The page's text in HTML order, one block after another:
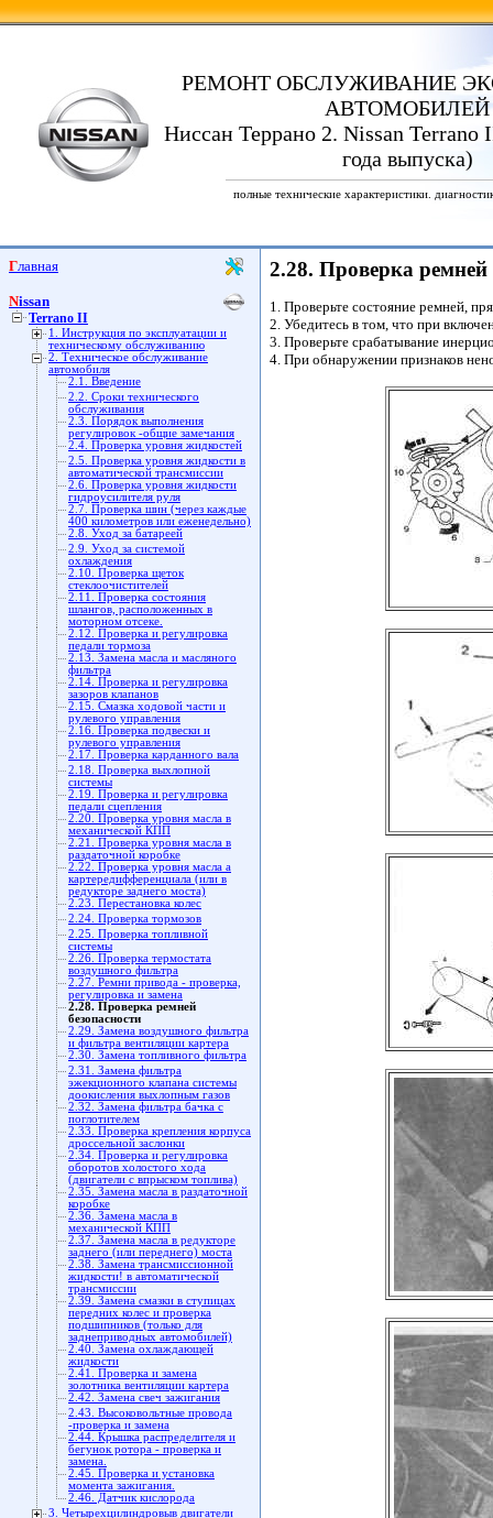
РЕМОНТ ОБСЛУЖИВАНИЕ
АВТОМОБИЛЕЙ
Ниссан Террано 2. Nissan Terrano
года выпуска)
полные технические характеристики.
Главная
Nissan
Terrano II
1. Инструкция по эксплуатации и
техническому обслуживанию
2. Техническое обслуживание
автомобиля
2.1. Введение
2.2. Сроки технического
обслуживания
2.3. Порядок выполнения
регулировок -общие замечания
2.4. Проверка уровня жидкостей
2.5. Проверка уровня жидкости в
автоматической трансмиссии
2.6. Проверка уровня жидкости
гидроусилителя руля
2.7. Проверка шин (через каждые
400 километров или еженедельно)
2.8. Уход за батареей
2.9. Уход за системой
охлаждения
2.10. Проверка щеток
стеклоочистителей
2.11. Проверка состояния
шлангов, расположенных в
моторном отсеке.
2.12. Проверка и регулировка
педали тормоза
2.13. Замена масла и масляного
фильтра
2.14. Проверка и регулировка
зазоров клапанов
2.15. Смазка ходовой части и
рулевого управления
2.16. Проверка подвески и
рулевого управления
2.17. Проверка карданного вала
2.18. Проверка выхлопной
системы
2.19. Проверка и регулировка
педали сцепления
2.20. Проверка уровня масла в
механической КПП
2.21. Проверка уровня масла в
раздаточной коробке
2.22. Проверка уровня масла а
картередифференциала (или в
редукторе заднего моста)
2.23. Перестановка колес
2.24. Проверка тормозов
2.25. Проверка топливной
системы
2.26. Проверка термостата
воздушного фильтра
2.27. Ремни привода - проверка,
регулировка и замена
2.28. Проверка ремней
безопасности
2.29. Замена воздушного фильтра
и фильтра вентиляции картера
2.30. Замена топливного фильтра
2.31. Замена фильтра
эжекционного клапана системы
доокисления выхлопным газов
2.32. Замена фильтра бачка с
поглотителем
2.33. Проверка крепления корпуса
дроссельной заслонки
2.34. Проверка и регулировка
оборотов холостого хода
(двигатели с впрыском топлива)
2.35. Замена масла в раздаточной
коробке
2.36. Замена масла в
механической КПП
2.37. Замена масла в редукторе
заднего (или переднего) моста
2.38. Замена трансмиссионной
жидкости! в автоматической
трансмиссии
2.39. Замена смазки в ступицах
передних колес и проверка
подшипников (только для
заднеприводных автомобилей)
2.40. Замена охлаждающей
жидкости
2.41. Проверка и замена
золотника вентиляции картера
2.42. Замена свеч зажигания
2.43. Высоковольтные провода
-проверка и замена
2.44. Крышка распределителя и
бегунок ротора - проверка и
замена.
2.45. Проверка и установка
момента зажигания.
2.46. Датчик кислорода
3. Четырехцилиндровыв двигатели
2.28. Проверка ремней
1. Проверьте состояние ремней,
2. Убедитесь в том, что при
3. Проверьте срабатывание
4. При обнаружении признаков